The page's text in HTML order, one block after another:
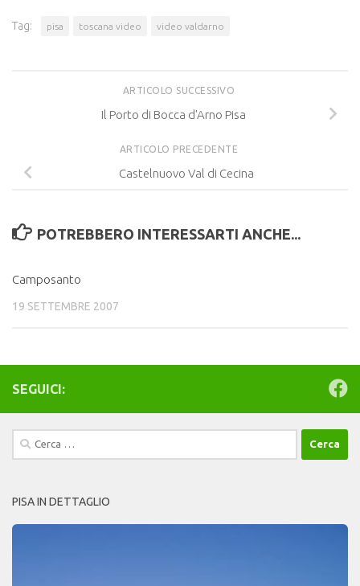
Tag: pisa toscana video video valdarno
ARTICOLO SUCCESSIVO
Il Porto di Bocca d'Arno Pisa
ARTICOLO PRECEDENTE
Castelnuovo Val di Cecina
POTREBBERO INTERESSARTI ANCHE...
Camposanto
19 SETTEMBRE 2007
SEGUICI:
Ricerca
per:
PISA IN DETTAGLIO